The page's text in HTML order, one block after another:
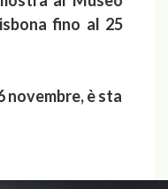
fino al 25
novembre, è sta